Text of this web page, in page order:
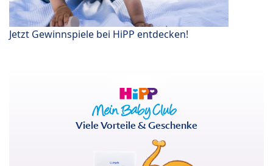
Jetzt Gewinnspiele bei HiPP entdecken!
Viele Vorteile & Geschenke